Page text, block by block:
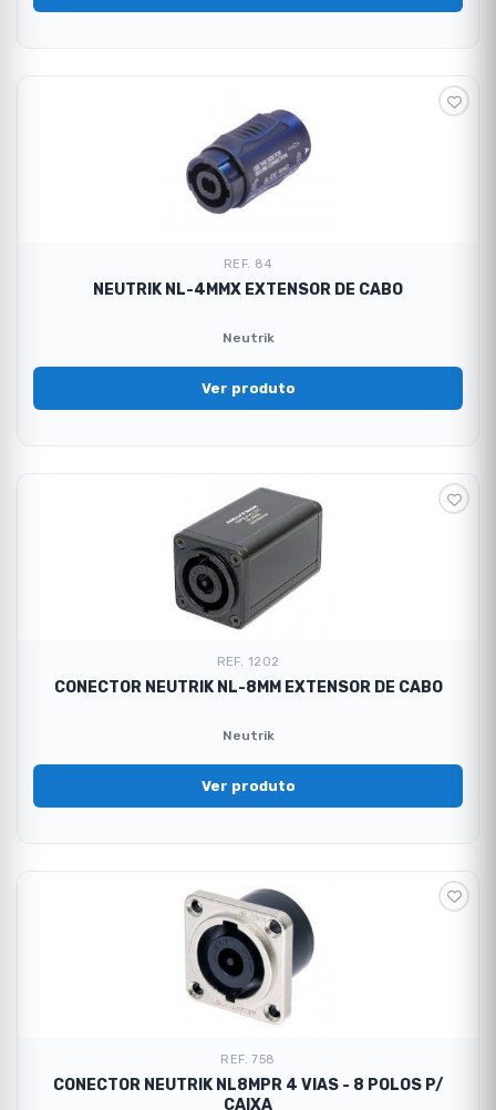
REF. 84
NEUTRIK NL-4MMX EXTENSOR DE CABO
Neutrik
Ver produto
REF. 1202
CONECTOR NEUTRIK NL-8MM EXTENSOR DE CABO
Neutrik
Ver produto
REF. 758
CONECTOR NEUTRIK NL8MPR 4 VIAS - 8 POLOS P/
CAIXA